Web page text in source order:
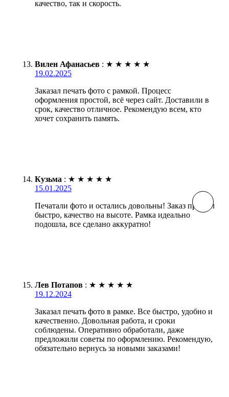
качество, так и скорость.
Вилен Афанасьев : ★ ★ ★ ★ ★
19.02.2025
Заказал печать фото с рамкой. Процесс
оформления простой, всё через сайт. Доставили в
срок, качество отличное. Рекомендую всем, кто
хочет сохранить память.
Кузьма : ★ ★ ★ ★ ★
15.01.2025
Печатали фото и остались довольны! Заказ пришел
быстро, качество на высоте. Рамка идеально
подошла, все сделано аккуратно!
Лев Потапов : ★ ★ ★ ★ ★
19.12.2024
Заказал печать фото в рамке. Все быстро, удобно и
качественно. Довольная работа, и сроки
соблюдены. Оперативно обработали, даже
предложили советы по оформлению. Рекомендую,
обязательно вернусь за новыми заказами!